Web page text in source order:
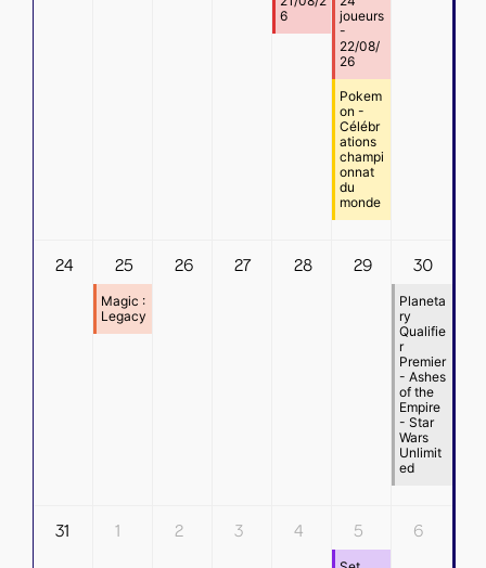
6
joueurs
-
22/08/
26
Pokem
on -
Célébr
ations
champi
onnat
du
monde
24 25
Magic :
Legacy
26 27 28 29 30
Planeta
ry
Qualifie
r
Premier
- Ashes
of the
Empire
- Star
Wars
Unlimit
ed
31 1 2 3 4 5 6